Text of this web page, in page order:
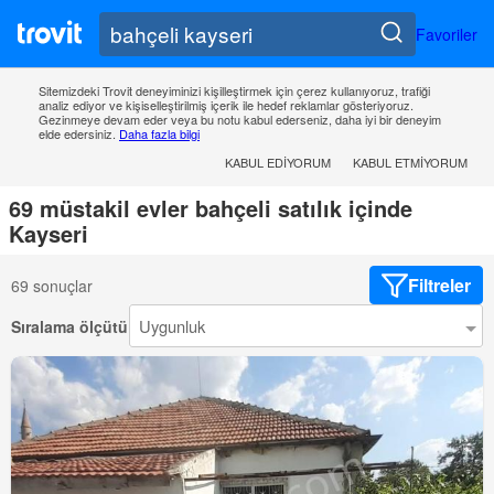
Favoriler
Sitemizdeki Trovit deneyiminizi kişilleştirmek için çerez kullanıyoruz, trafiği
analiz ediyor ve kişiselleştirilmiş içerik ile hedef reklamlar gösteriyoruz.
Gezinmeye devam eder veya bu notu kabul ederseniz, daha iyi bir deneyim
elde edersiniz. Daha fazla bilgi
KABUL EDIYORUM
KABUL ETMIYORUM
69 müstakil evler bahçeli satılık içinde
Kayseri
69 sonuçlar Filtreler
Sıralama ölçütü